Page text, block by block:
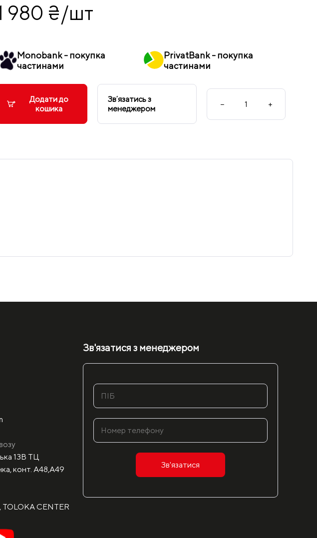
980 ₴/шт
Monobank - покупка
частинами
PrivatBank - покупка
частинами
Додати до
кошика
Звʼязатись з
менеджером
− +
13В ТЦ
конт. А48,А49
TOLOKA CENTER
Зв'язатися з менеджером
Зв'язатися